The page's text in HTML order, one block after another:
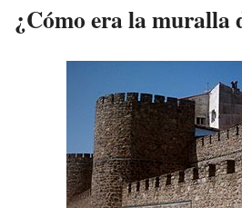
¿Cómo era la muralla